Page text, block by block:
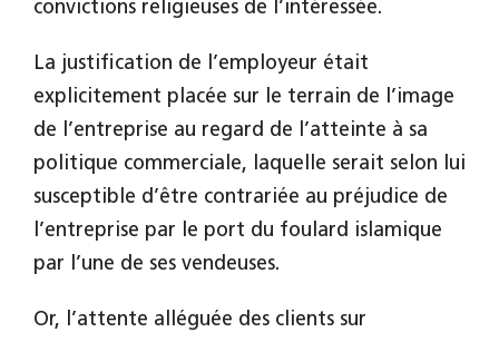
convictions religieuses de l’intéressée.
La justification de l’employeur était
explicitement placée sur le terrain de l’image
de l’entreprise au regard de l’atteinte à sa
politique commerciale, laquelle serait selon lui
susceptible d’être contrariée au préjudice de
l’entreprise par le port du foulard islamique
par l’une de ses vendeuses.
Or, l’attente alléguée des clients sur